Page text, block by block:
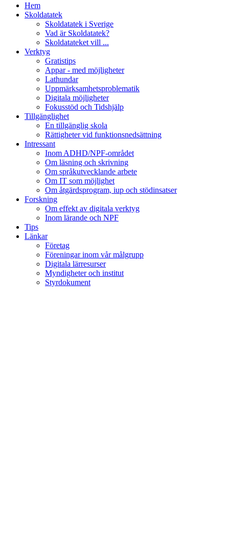
Hem
Skoldatatek
Skoldatatek i Sverige
Vad är Skoldatatek?
Skoldatateket vill ...
Verktyg
Gratistips
Appar - med möjligheter
Lathundar
Uppmärksamhetsproblematik
Digitala möjligheter
Fokusstöd och Tidshjälp
Tillgänglighet
En tillgänglig skola
Rättigheter vid funktionsnedsättning
Intressant
Inom ADHD/NPF-området
Om läsning och skrivning
Om språkutvecklande arbete
Om IT som möjlighet
Om åtgärdsprogram, iup och stödinsatser
Forskning
Om effekt av digitala verktyg
Inom lärande och NPF
Tips
Länkar
Företag
Föreningar inom vår målgrupp
Digitala lärresurser
Myndigheter och institut
Styrdokument